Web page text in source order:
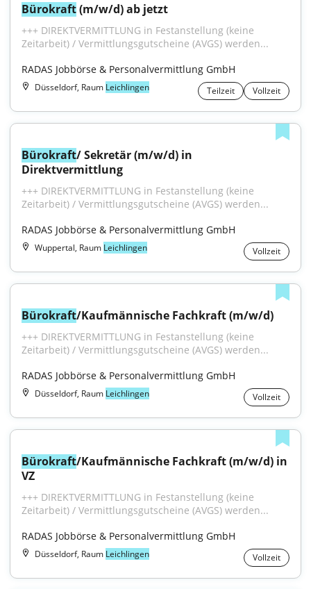
Bürokraft (m/w/d) ab jetzt
+++ DIREKTVERMITTLUNG in Festanstellung (keine
Zeitarbeit) / Vermittlungsgutscheine (AVGS) werden...
RADAS Jobbörse & Personalvermittlung GmbH
Düsseldorf, Raum Leichlingen Teilzeit Vollzeit
Bürokraft/ Sekretär (m/w/d) in
Direktvermittlung
+++ DIREKTVERMITTLUNG in Festanstellung (keine
Zeitarbeit) / Vermittlungsgutscheine (AVGS) werden...
RADAS Jobbörse & Personalvermittlung GmbH
Wuppertal, Raum Leichlingen Vollzeit
Bürokraft/Kaufmännische Fachkraft (m/w/d)
+++ DIREKTVERMITTLUNG in Festanstellung (keine
Zeitarbeit) / Vermittlungsgutscheine (AVGS) werden...
RADAS Jobbörse & Personalvermittlung GmbH
Düsseldorf, Raum Leichlingen Vollzeit
Bürokraft/Kaufmännische Fachkraft (m/w/d) in
VZ
+++ DIREKTVERMITTLUNG in Festanstellung (keine
Zeitarbeit) / Vermittlungsgutscheine (AVGS) werden...
RADAS Jobbörse & Personalvermittlung GmbH
Düsseldorf, Raum Leichlingen Vollzeit